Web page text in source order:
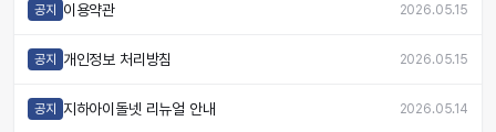
공지 이용약관 2026.05.15
공지 개인정보 처리방침 2026.05.15
공지 지하아이돌넷 리뉴얼 안내 2026.05.14